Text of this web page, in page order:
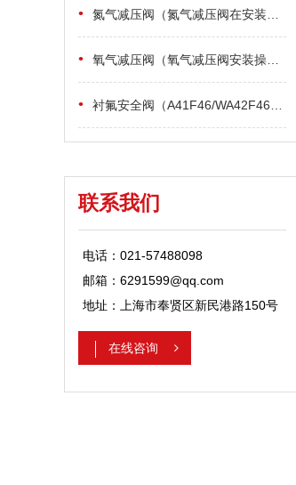
• 氮气减压阀（氮气减压阀在安装和维护需要注意哪些事项）
• 氧气减压阀（氧气减压阀安装操作和注意事项）
• 衬氟安全阀（A41F46/WA42F46衬氟安全阀适用范围）
联系我们
电话：021-57488098
邮箱：6291599@qq.com
地址：上海市奉贤区新民港路150号
在线咨询